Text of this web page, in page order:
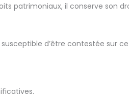
patrimoniaux, il conserve son
d’être contestée sur